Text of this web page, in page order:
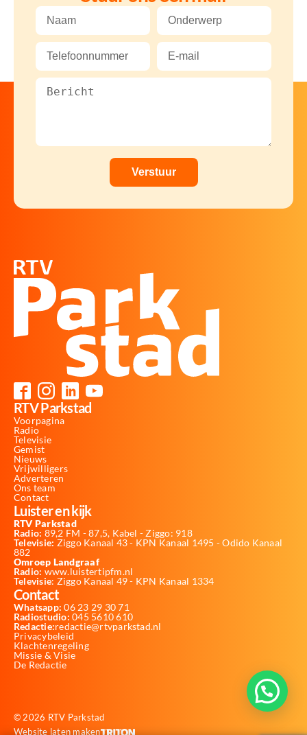
RTV Parkstad
Voorpagina
Radio
Televisie
Gemist
Nieuws
Vrijwilligers
Adverteren
Ons team
Contact
Luister en kijk
RTV Parkstad
Radio: 89,2 FM - 87,5, Kabel - Ziggo: 918
Televisie: Ziggo Kanaal 43 - KPN Kanaal 1495 - Odido Kanaal
882
Omroep Landgraaf
Radio: www.luistertipfm.nl
Televisie: Ziggo Kanaal 49 - KPN Kanaal 1334
Contact
Whatsapp: 06 23 29 30 71
Radiostudio: 045 5610 610
Redactie:redactie@rtvparkstad.nl
Privacybeleid
Klachtenregeling
Missie & Visie
De Redactie
© 2026 RTV Parkstad
Website laten maken